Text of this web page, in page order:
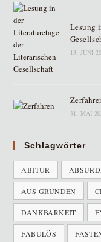
Lesung
13. JUNI
31. MAI
Schlagwörter
ABITUR
AUS GRÜNDEN
DANKBARKEIT
FABULÖS